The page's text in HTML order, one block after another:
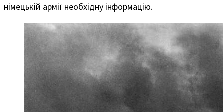
німецькій армії необхідну інформацію.